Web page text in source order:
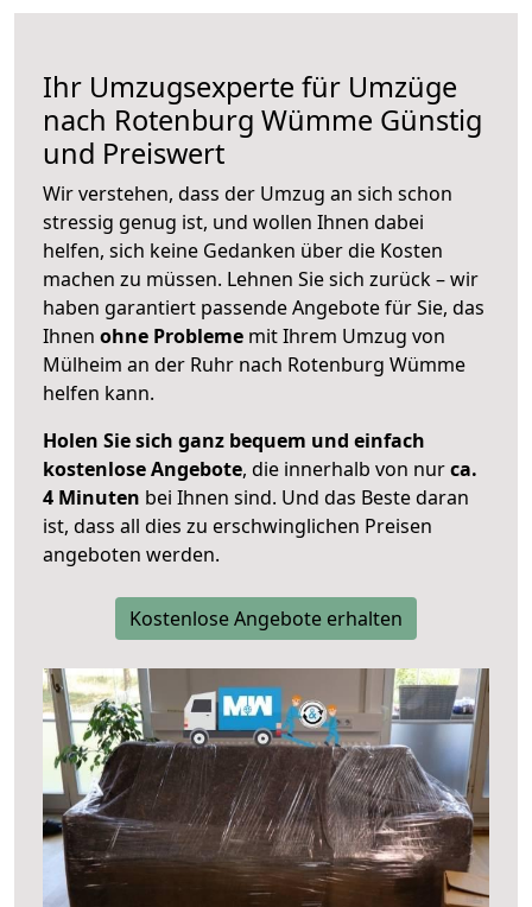
Ihr Umzugsexperte für Umzüge
nach Rotenburg Wümme Günstig
und Preiswert
Wir verstehen, dass der Umzug an sich schon
stressig genug ist, und wollen Ihnen dabei
helfen, sich keine Gedanken über die Kosten
machen zu müssen. Lehnen Sie sich zurück – wir
haben garantiert passende Angebote für Sie, das
Ihnen ohne Probleme mit Ihrem Umzug von
Mülheim an der Ruhr nach Rotenburg Wümme
helfen kann.
Holen Sie sich ganz bequem und einfach
kostenlose Angebote, die innerhalb von nurca.
4 Minuten bei Ihnen sind. Und das Beste daran
ist, dass all dies zu erschwinglichen Preisen
angeboten werden.
Kostenlose Angebote erhalten